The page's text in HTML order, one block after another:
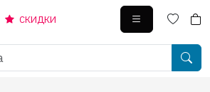
СКИДКИ